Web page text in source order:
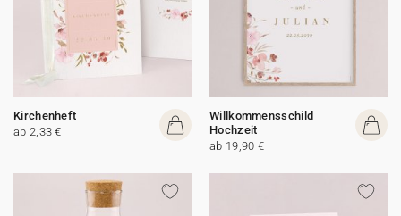
Kirchenheft
ab 2,33 €
Willkommensschild
Hochzeit
ab 19,90 €